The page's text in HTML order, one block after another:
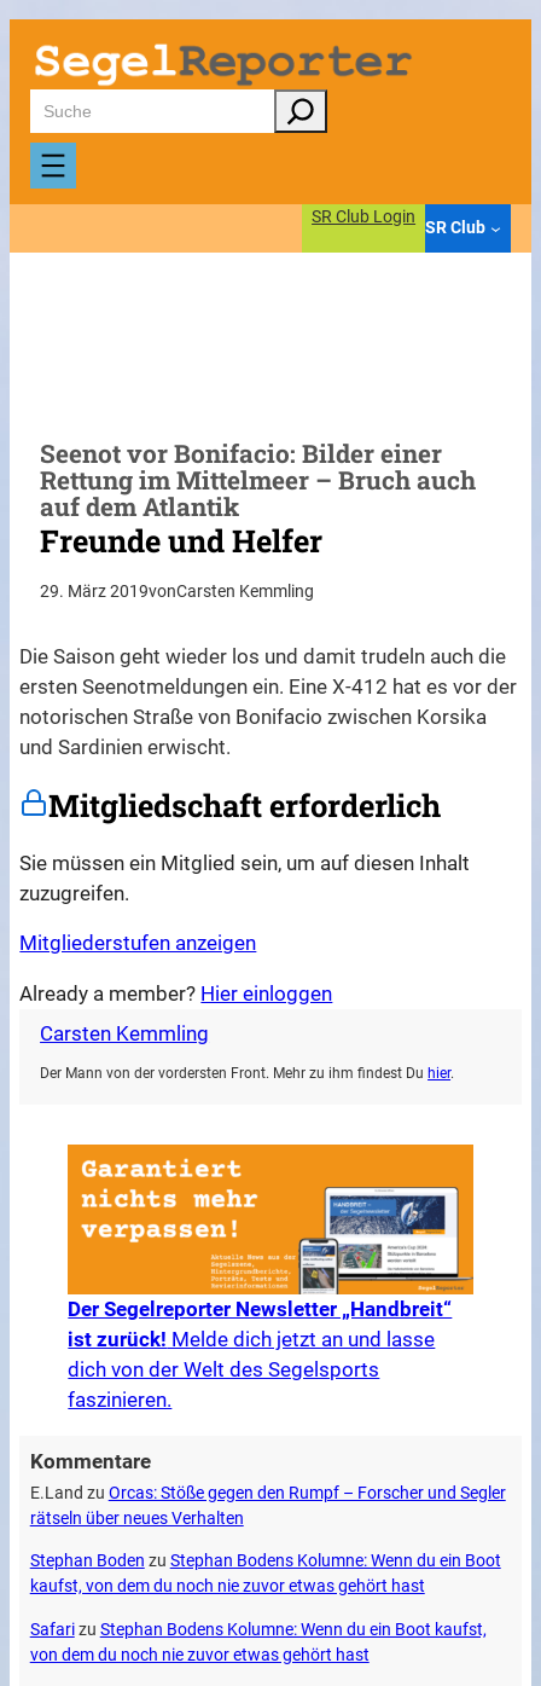
Zum
Inhalt
springen
Suchen
SR Club Login
SR Club
Seenot vor Bonifacio: Bilder einer
Rettung im Mittelmeer – Bruch auch
auf dem Atlantik
Freunde und Helfer
29. März 2019vonCarsten Kemmling
Die Saison geht wieder los und damit trudeln auch die
ersten Seenotmeldungen ein. Eine X-412 hat es vor der
notorischen Straße von Bonifacio zwischen Korsika
und Sardinien erwischt.
Mitgliedschaft erforderlich
Sie müssen ein Mitglied sein, um auf diesen Inhalt
zuzugreifen.
Mitgliederstufen anzeigen
Already a member? Hier einloggen
Carsten Kemmling
Der Mann von der vordersten Front. Mehr zu ihm findest Du hier.
Der Segelreporter Newsletter „Handbreit“
ist zurück! Melde dich jetzt an und lasse
dich von der Welt des Segelsports
faszinieren.
Kommentare
E.Land zu Orcas: Stöße gegen den Rumpf – Forscher und Segler
rätseln über neues Verhalten
Stephan Boden zu Stephan Bodens Kolumne: Wenn du ein Boot
kaufst, von dem du noch nie zuvor etwas gehört hast
Safarizu Stephan Bodens Kolumne: Wenn du ein Boot kaufst,
von dem du noch nie zuvor etwas gehört hast